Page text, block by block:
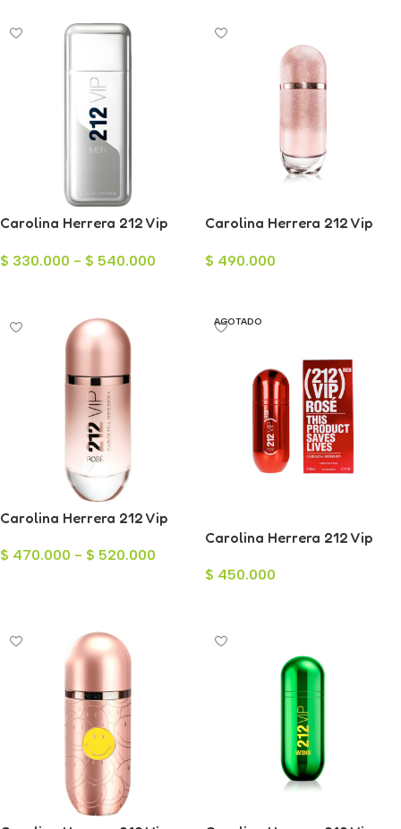
Carolina Herrera 212 Vip
$ 330.000 - $ 540.000
Carolina Herrera 212 Vip
$ 490.000
Carolina Herrera 212 Vip
$ 470.000 - $ 520.000
AGOTADO
Carolina Herrera 212 Vip
80ml
$ 450.000